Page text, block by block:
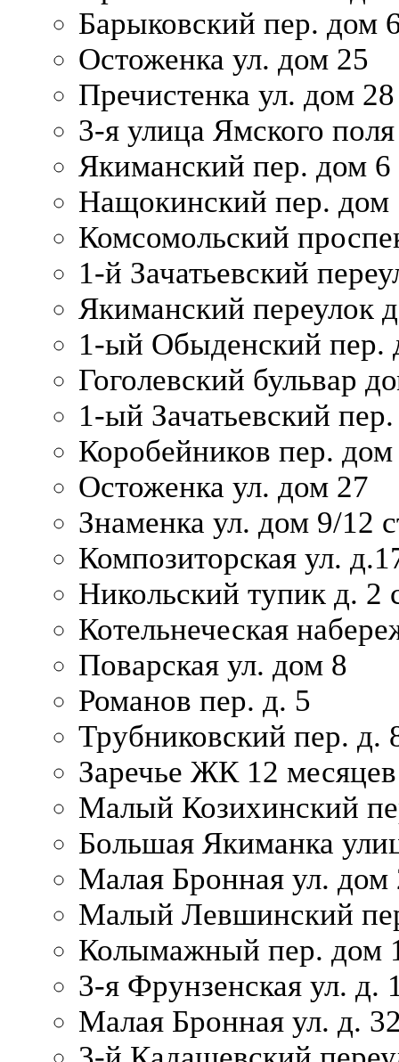
Барыковский пер. дом
Остоженка ул. дом 25
Пречистенка ул. дом 28
3-я улица Ямского
Якиманский пер. дом 6
Нащокинский пер. дом
Комсомольский
1-й Зачатьевский
Якиманский переулок
1-ый Обыденский пер.
Гоголевский бульвар
1-ый Зачатьевский
Коробейников пер.
Остоженка ул. дом 27
Знаменка ул. дом 9/12
Композиторская ул.
Никольский тупик д. 2
Котельнеческая
Поварская ул. дом 8
Романов пер. д. 5
Трубниковский пер. д.
Заречье ЖК 12 месяцев
Малый Козихинский
Большая Якиманка
Малая Бронная ул. дом
Малый Левшинский
Колымажный пер. дом
3-я Фрунзенская ул. д.
Малая Бронная ул. д.